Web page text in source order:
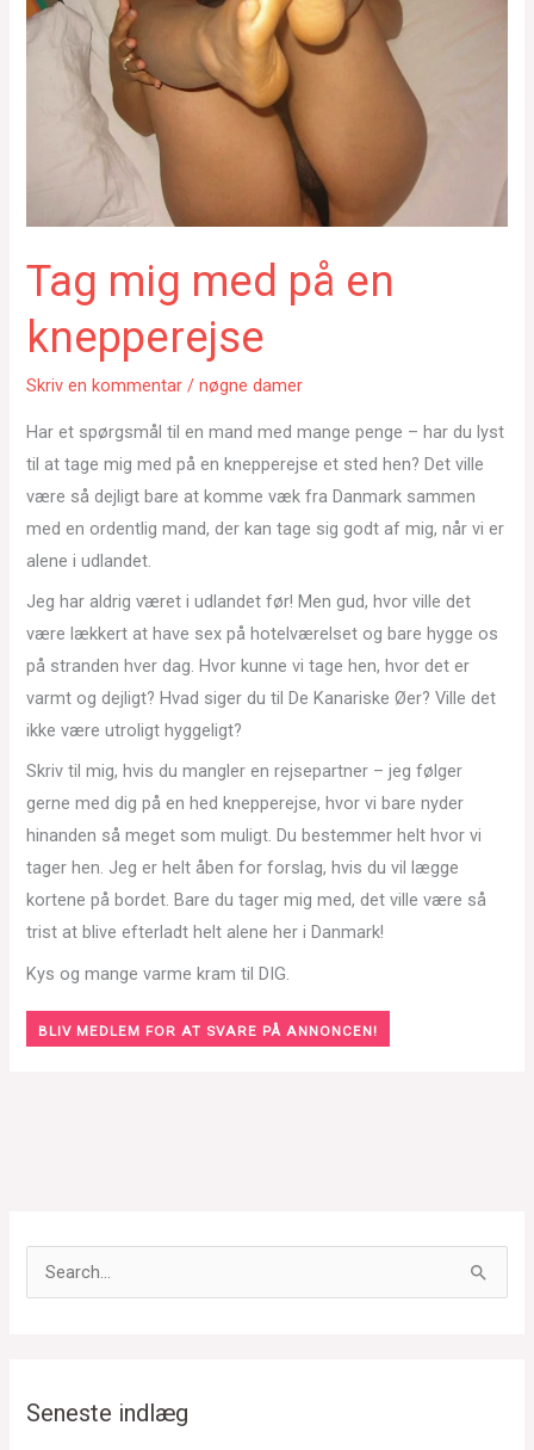
Tag mig med på en
knepperejse
Skriv en kommentar /nøgne damer
Har et spørgsmål til en mand med mange penge – har du lyst
til at tage mig med på en knepperejse et sted hen? Det ville
være så dejligt bare at komme væk fra Danmark sammen
med en ordentlig mand, der kan tage sig godt af mig, når vi er
alene i udlandet.
Jeg har aldrig været i udlandet før! Men gud, hvor ville det
være lækkert at have sex på hotelværelset og bare hygge os
på stranden hver dag. Hvor kunne vi tage hen, hvor det er
varmt og dejligt? Hvad siger du til De Kanariske Øer? Ville det
ikke være utroligt hyggeligt?
Skriv til mig, hvis du mangler en rejsepartner – jeg følger
gerne med dig på en hed knepperejse, hvor vi bare nyder
hinanden så meget som muligt. Du bestemmer helt hvor vi
tager hen. Jeg er helt åben for forslag, hvis du vil lægge
kortene på bordet. Bare du tager mig med, det ville være så
trist at blive efterladt helt alene her i Danmark!
Kys og mange varme kram til DIG.
BLIV MEDLEM FOR AT SVARE PÅ ANNONCEN!
ø
f
Seneste indlæg